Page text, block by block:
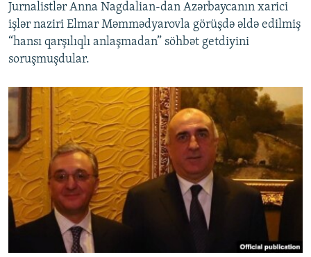
Jurnalistlər Anna Nagdalian-dan Azərbaycanın xarici
işlər naziri Elmar Məmmədyarovla görüşdə əldə edilmiş
“hansı qarşılıqlı anlaşmadan” söhbət getdiyini
soruşmuşdular.